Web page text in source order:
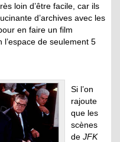
loin d’être facile, car ils
d’archives avec les
en faire un film
de seulement 5
Si l’on
rajoute
que les
scènes
de JFK